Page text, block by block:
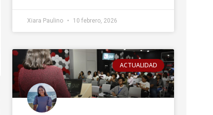
Xiara Paulino 10 febrero, 2026
ACTUALIDAD